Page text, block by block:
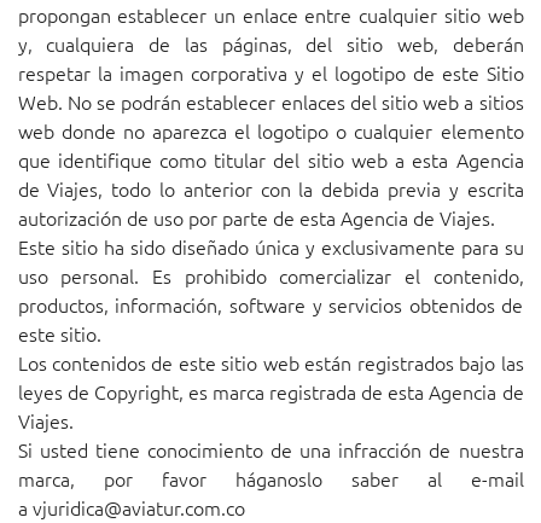
propongan establecer un enlace entre cualquier sitio web
y, cualquiera de las páginas, del sitio web, deberán
respetar la imagen corporativa y el logotipo de este Sitio
Web. No se podrán establecer enlaces del sitio web a sitios
web donde no aparezca el logotipo o cualquier elemento
que identifique como titular del sitio web a esta Agencia
de Viajes, todo lo anterior con la debida previa y escrita
autorización de uso por parte de esta Agencia de Viajes.
Este sitio ha sido diseñado única y exclusivamente para su
uso personal. Es prohibido comercializar el contenido,
productos, información, software y servicios obtenidos de
este sitio.
Los contenidos de este sitio web están registrados bajo las
leyes de Copyright, es marca registrada de esta Agencia de
Viajes.
Si usted tiene conocimiento de una infracción de nuestra
marca, por favor háganoslo saber al e-mail
a vjuridica@aviatur.com.co